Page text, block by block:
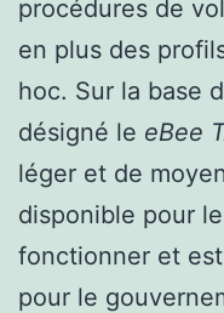
procédures de
en plus des
hoc. Sur la base
désigné le eBee
léger et de
disponible pour
fonctionner et
pour le